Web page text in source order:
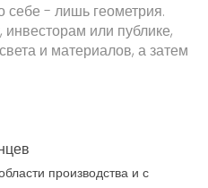
- лишь геометрия.
инвесторам или публике,
и материалов, а затем
производства и с